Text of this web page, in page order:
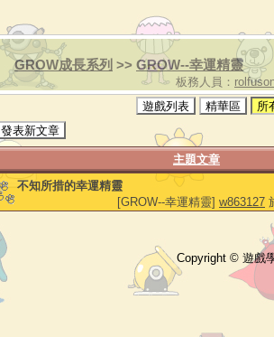
GROW成長系列 >> GROW--幸運精靈
板務人員：
遊戲列表
精華區
所
發表新文章
主題文章
不知所措的幸運精靈
[GROW--幸運精靈] w863127
Copyright © 遊戲